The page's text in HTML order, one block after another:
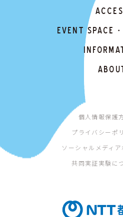
EVENT SPACE
個人情報保護
プライバシーポ
ソーシャルメディ
共同実証実験に